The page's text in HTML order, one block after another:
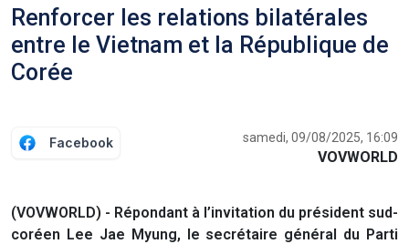
Renforcer les relations bilatérales
entre le Vietnam et la République de
Corée
Facebook samedi, 09/08/2025, 16:09
VOVWORLD
(VOVWORLD) - Répondant à l’invitation du président sud-
coréen Lee Jae Myung, le secrétaire général du Parti